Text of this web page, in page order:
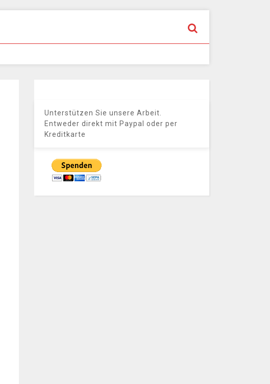
Unterstützen Sie unsere Arbeit.
Entweder direkt mit Paypal oder per
Kreditkarte